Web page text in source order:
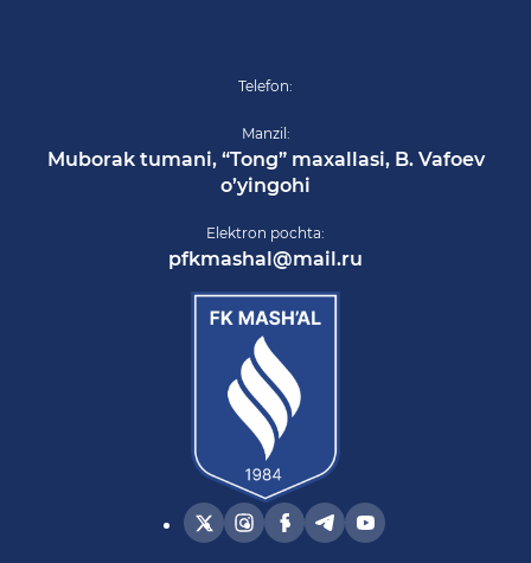
Telefon:
Manzil:
Muborak tumani, “Tong” maxallasi, B. Vafoev
o’yingohi
Elektron pochta:
pfkmashal@mail.ru